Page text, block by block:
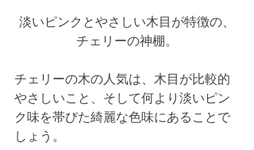
淡いピンクとやさしい木目が特徴の、
チェリーの神棚。
チェリーの木の人気は、木目が比較的
やさしいこと、そして何より淡いピン
ク味を帯びた綺麗な色味にあることで
しょう。